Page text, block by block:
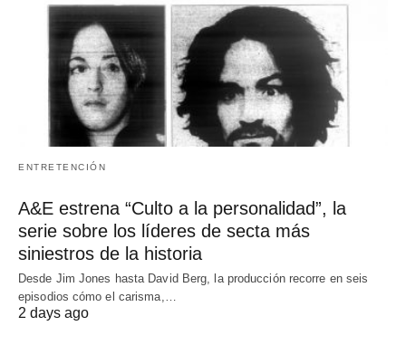
ENTRETENCIÓN
A&E estrena “Culto a la personalidad”, la
serie sobre los líderes de secta más
siniestros de la historia
Desde Jim Jones hasta David Berg, la producción recorre en seis
episodios cómo el carisma,…
2 days ago